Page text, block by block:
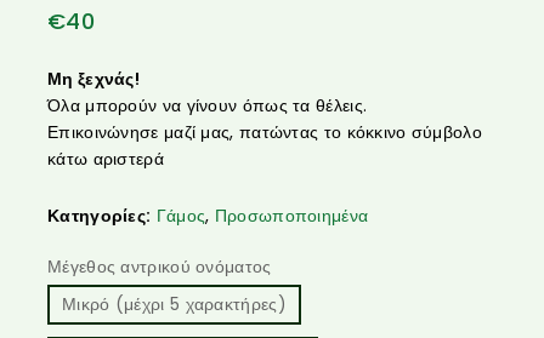
€40
Μη ξεχνάς!
Όλα μπορούν να γίνουν όπως τα θέλεις.
Επικοινώνησε μαζί μας, πατώντας το κόκκινο σύμβολο
κάτω αριστερά
Κατηγορίες: Γάμος, Προσωποποιημένα
Μέγεθος αντρικού ονόματος
Μικρό (μέχρι 5 χαρακτήρες)